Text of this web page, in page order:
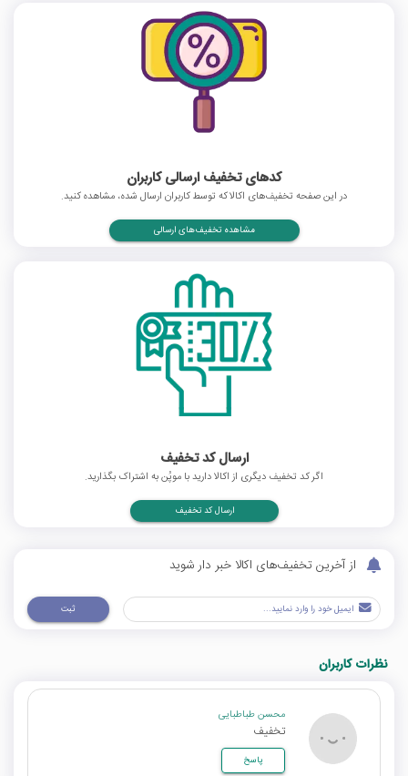
کدهای تخفیف ارسالی کاربران
در این صفحه تخفیف‌های اکالا که توسط کاربران ارسال شده، مشاهده کنید.
مشاهده تخفیف‌های ارسالی
ارسال کد تخفیف
اگر کد تخفیف دیگری از اکالا دارید با موپُن به اشتراک بگذارید.
ارسال کد تخفیف
از آخرین تخفیف‌های اکالا خبر دار شوید
ثبت
نظرات کاربران
محسن طباطبایی
تخفیف
پاسخ